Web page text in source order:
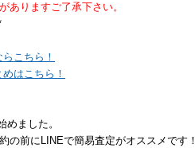
ありますご了承下さい。
こちら！
はこちら！
めました。
の前にLINEで簡易査定がオススメです！